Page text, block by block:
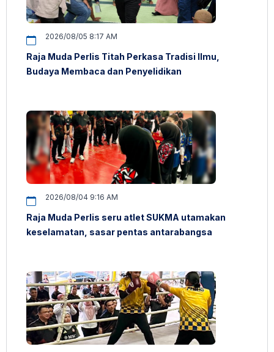
2026/08/05 8:17 AM
Raja Muda Perlis Titah Perkasa Tradisi Ilmu,
Budaya Membaca dan Penyelidikan
2026/08/04 9:16 AM
Raja Muda Perlis seru atlet SUKMA utamakan
keselamatan, sasar pentas antarabangsa